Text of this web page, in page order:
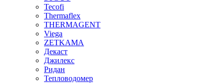
Tecofi
Thermaflex
THERMAGENT
Viega
ZETKAMA
Декаст
Джилекс
Ридан
Тепловодомер